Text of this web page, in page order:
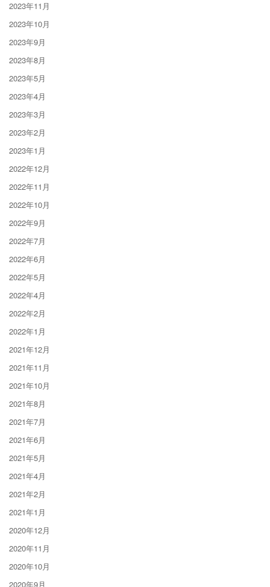
2023年11月
2023年10月
2023年9月
2023年8月
2023年5月
2023年4月
2023年3月
2023年2月
2023年1月
2022年12月
2022年11月
2022年10月
2022年9月
2022年7月
2022年6月
2022年5月
2022年4月
2022年2月
2022年1月
2021年12月
2021年11月
2021年10月
2021年8月
2021年7月
2021年6月
2021年5月
2021年4月
2021年2月
2021年1月
2020年12月
2020年11月
2020年10月
2020年9月